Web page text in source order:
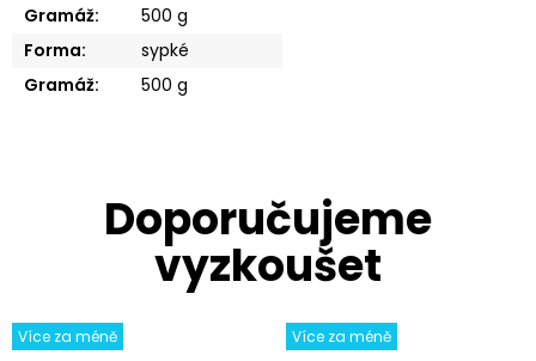
Více za méně Více za méně
Gramáž:
500 g
Forma:
sypké
Gramáž: 500 g